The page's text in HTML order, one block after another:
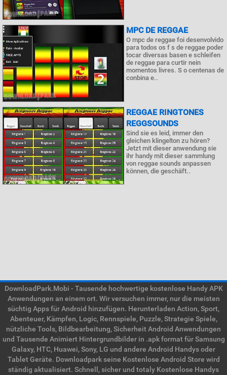
MPC DE REGGAE
O mpc de reggae foi desenvolvido
para todos os f s de reggae poder
tocar diversas basen e schleifen
de reggae para curtir nein
momentos livres. S o centenas de
conbina e..
REGGAE RINGTONES
REGGSOUNDS
Sind sie es leid, immer den
gleichen klingelton zu hören?
Jetzt mit dieser anwendung sie
ihr handy mit dieser sammlung
von reggae sounds anpassen
können, die geschäft..
DownloadPark.Mobi - Tausende hochwertige kostenlose Handy APK
Anwendungen an einem ort. Wir versuchen immer, nur die meisten
süchtig Apps für Android hinzufügen. Herunterladen Action, Sport,
Abenteuer, Kämpfen, Logic, Rennspiele, Puzzle, Strategie Spiele,
nützliche Tools, Bildbearbeitung, Sicherheit Android Anwendungen
und Tausende Animiert Hintergrundbilder in .apk format für Samsung
Galaxy, HTC, Huawei, Sony, LG und andere Android Handys oder
Tablet Geräte. Downloadpark seine Kostenlose Android Store wird
ständig aktualisiert. Schnell, sicher und totaly Kostenlose Handys